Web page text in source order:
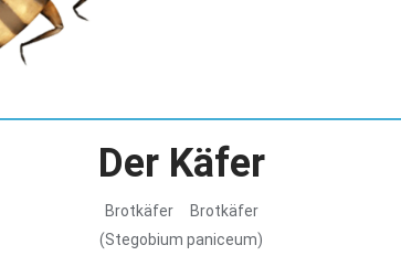
Der Käfer
Brotkäfer Brotkäfer
(Stegobium paniceum)